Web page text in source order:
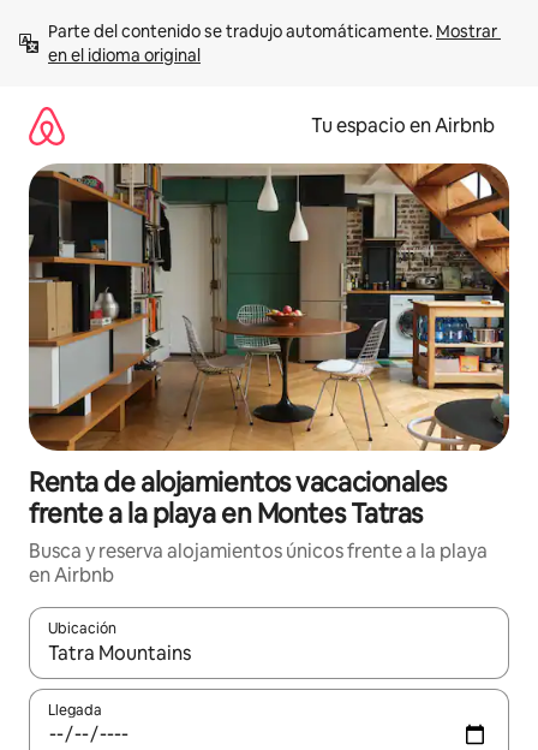
contenido
Parte del contenido se tradujo automáticamente. Mostrar
en el idioma original
Tu espacio en Airbnb
Renta de alojamientos vacacionales
frente a la playa en Montes Tatras
Busca y reserva alojamientos únicos frente a la playa
en Airbnb
Ubicación
Cuando los resultados estén disponibles, podrás navegar
Llegada